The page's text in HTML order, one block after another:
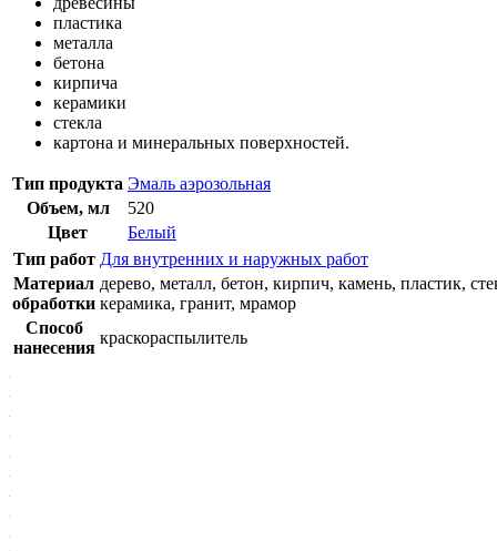
пластика
металла
бетона
кирпича
керамики
стекла
картона и минеральных поверхностей.
Тип продукта Эмаль аэрозольная
Объем, мл
520
Цвет
Белый
Тип работ Для внутренних и наружных работ
Материал
обработки
дерево, металл, бетон, кирпич, камень, пластик,
керамика, гранит, мрамор
Способ
нанесения
краскораспылитель